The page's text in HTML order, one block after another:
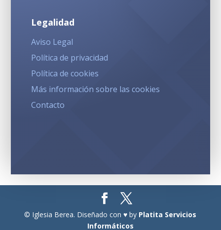
Legalidad
Aviso Legal
Política de privacidad
Política de cookies
Más información sobre las cookies
Contacto
© Iglesia Berea. Diseñado con ♥ by Platita Servicios
Informáticos